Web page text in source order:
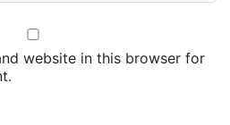
website in this browser for